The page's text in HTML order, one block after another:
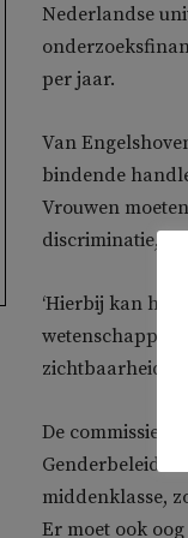
Nederlandse
per jaar.
Van
bindende
Vrouwen
discriminatie,
‘Hierbij kan het
zichtbaarheid
De commissie
Genderbeleid
middenklasse,
Er moet ook